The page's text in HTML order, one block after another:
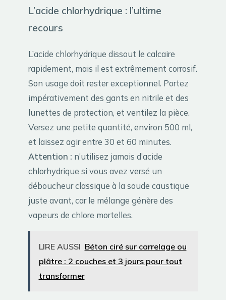
L’acide chlorhydrique : l’ultime
recours
L’acide chlorhydrique dissout le calcaire
rapidement, mais il est extrêmement corrosif.
Son usage doit rester exceptionnel. Portez
impérativement des gants en nitrile et des
lunettes de protection, et ventilez la pièce.
Versez une petite quantité, environ 500 ml,
et laissez agir entre 30 et 60 minutes.
Attention : n’utilisez jamais d’acide
chlorhydrique si vous avez versé un
déboucheur classique à la soude caustique
juste avant, car le mélange génère des
vapeurs de chlore mortelles.
LIRE AUSSI Béton ciré sur carrelage ou
plâtre : 2 couches et 3 jours pour tout
transformer